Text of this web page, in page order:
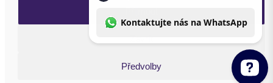
Předvolby
F
Y
I
L